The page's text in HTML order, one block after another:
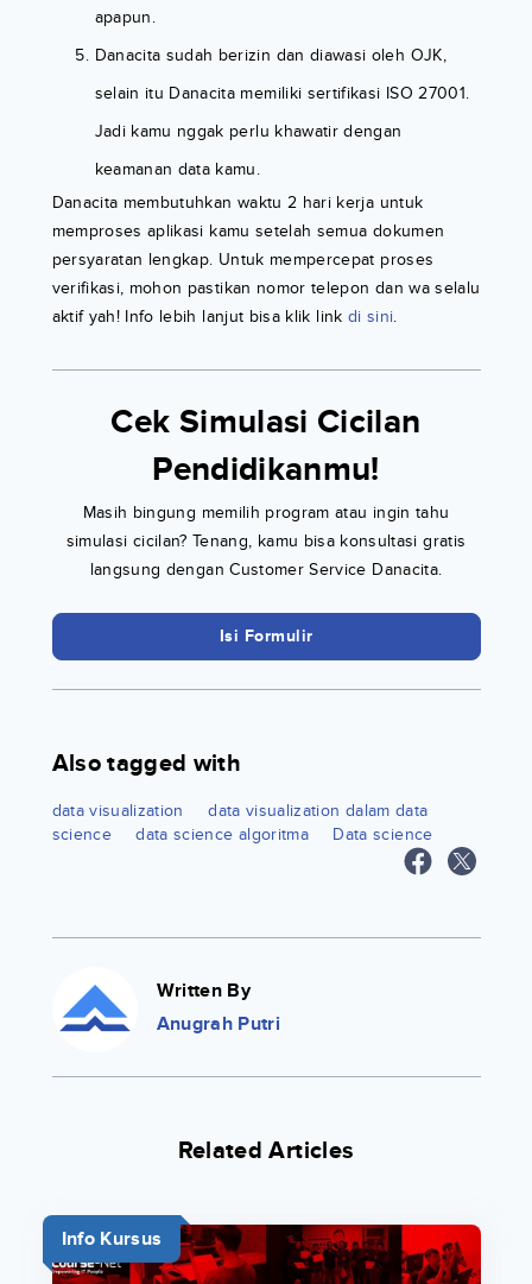
apapun.
Danacita sudah berizin dan diawasi oleh OJK,
selain itu Danacita memiliki sertifikasi ISO 27001.
Jadi kamu nggak perlu khawatir dengan
keamanan data kamu.
Danacita membutuhkan waktu 2 hari kerja untuk
memproses aplikasi kamu setelah semua dokumen
persyaratan lengkap. Untuk mempercepat proses
verifikasi, mohon pastikan nomor telepon dan wa selalu
aktif yah! Info lebih lanjut bisa klik link di sini.
Cek Simulasi Cicilan
Pendidikanmu!
Masih bingung memilih program atau ingin tahu
simulasi cicilan? Tenang, kamu bisa konsultasi gratis
langsung dengan Customer Service Danacita.
Isi Formulir
Also tagged with
data visualization
data visualization dalam data
science
data science algoritma Data science
Written By
Anugrah Putri
Related Articles
Info Kursus